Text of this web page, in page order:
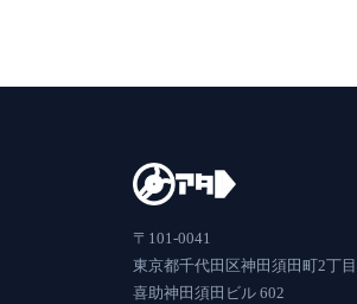
〒101-0041
東京都千代田区神田須田町2丁
喜助神田須田ビル 602